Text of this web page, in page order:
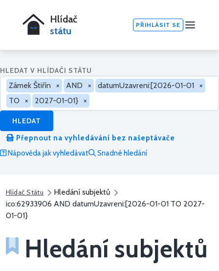
Hlídač
státu
PŘIHLÁSIT SE
HLEDAT V HLÍDAČI STÁTU
Zámek Štiřín × AND × datumUzavreni:[2026-01-01 ×
TO
× 2027-01-01} ×
HLEDAT
Přepnout na vyhledávání bez našeptávače
Nápověda jak vyhledávat
Snadné hledání
Hlídač Státu
Hledání subjektů
ico:62933906 AND datumUzavreni:[2026-01-01 TO 2027-
01-01}
Hledání subjektů